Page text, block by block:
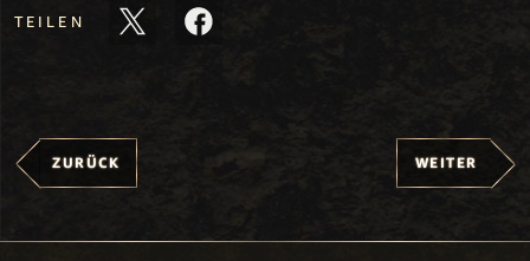
TEILEN
ZURÜCK WEITER